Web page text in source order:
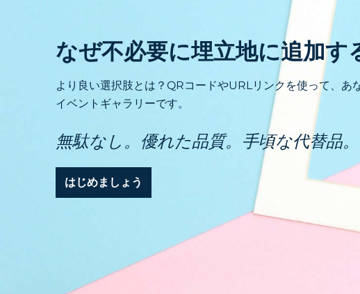
なぜ不必要に埋立地に追加す
より良い選択肢とは？QRコードやURLリンクを使って、
イベントギャラリーです。
無駄なし。優れた品質。手頃な代替品。
はじめましょう